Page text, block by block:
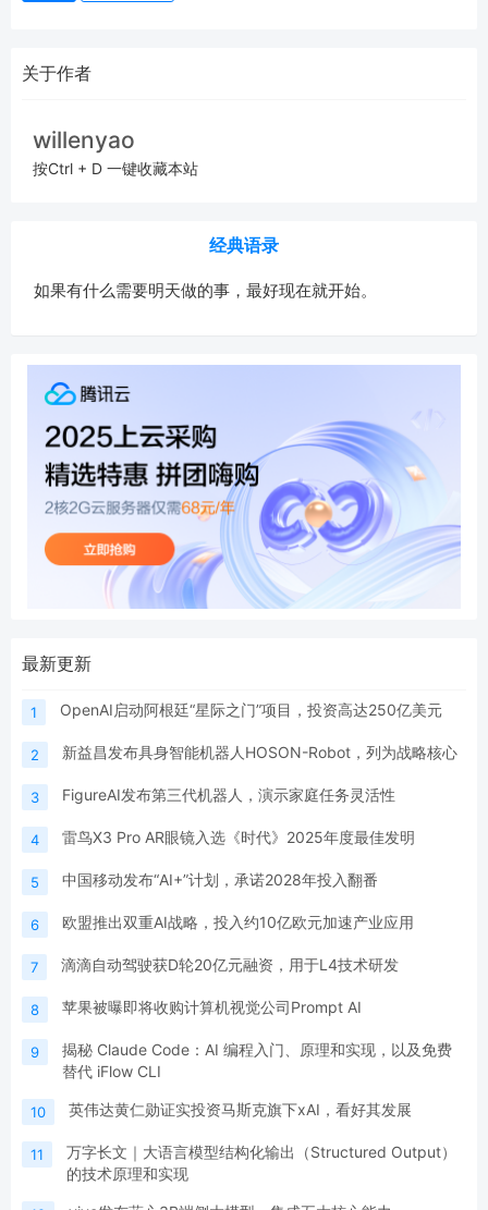
关于作者
willenyao
按Ctrl + D 一键收藏本站
经典语录
如果有什么需要明天做的事，最好现在就开始。
最新更新
1 OpenAI启动阿根廷“星际之门”项目，投资高达250亿美元
2 新益昌发布具身智能机器人HOSON-Robot，列为战略核心
3 FigureAI发布第三代机器人，演示家庭任务灵活性
4 雷鸟X3 Pro AR眼镜入选《时代》2025年度最佳发明
5 中国移动发布“AI+”计划，承诺2028年投入翻番
6 欧盟推出双重AI战略，投入约10亿欧元加速产业应用
7 滴滴自动驾驶获D轮20亿元融资，用于L4技术研发
8 苹果被曝即将收购计算机视觉公司Prompt AI
9
揭秘 Claude Code：AI 编程入门、原理和实现，以及免费
替代 iFlow CLI
10 英伟达黄仁勋证实投资马斯克旗下xAI，看好其发展
11
万字长文｜大语言模型结构化输出（Structured Output）
的技术原理和实现